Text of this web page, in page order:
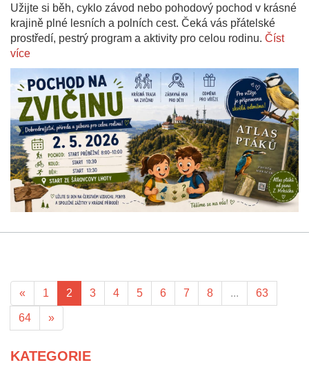
Užijte si běh, cyklo závod nebo pohodový pochod v krásné
krajině plné lesních a polních cest. Čeká vás přátelské
prostředí, pestrý program a aktivity pro celou rodinu. Číst
více
« 1 2 3 4 5 6 7 8 ... 63
64 »
KATEGORIE